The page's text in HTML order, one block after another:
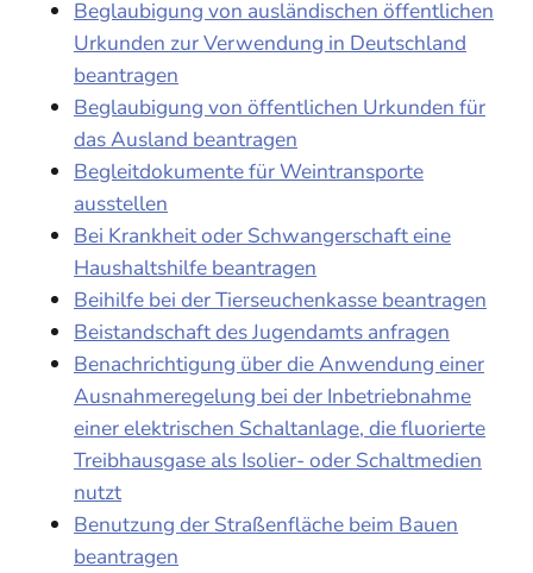
Beglaubigung von ausländischen öffentlichen
Urkunden zur Verwendung in Deutschland
beantragen
Beglaubigung von öffentlichen Urkunden für
das Ausland beantragen
Begleitdokumente für Weintransporte
ausstellen
Bei Krankheit oder Schwangerschaft eine
Haushaltshilfe beantragen
Beihilfe bei der Tierseuchenkasse beantragen
Beistandschaft des Jugendamts anfragen
Benachrichtigung über die Anwendung einer
Ausnahmeregelung bei der Inbetriebnahme
einer elektrischen Schaltanlage, die fluorierte
Treibhausgase als Isolier- oder Schaltmedien
nutzt
Benutzung der Straßenfläche beim Bauen
beantragen